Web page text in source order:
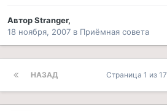
АвторStranger,
18 ноября, 2007 в Приёмная совета
НАЗАД Страница 1 из 17